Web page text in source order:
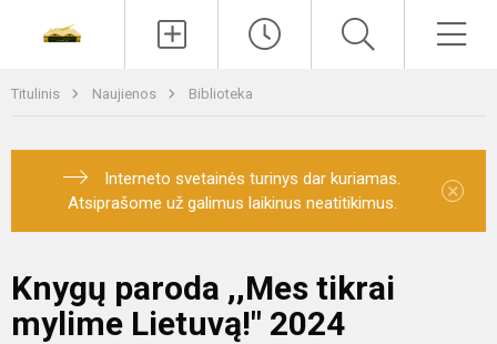
Titulinis Naujienos Biblioteka
Interneto svetainės turinys dar kuriamas.
Atsiprašome už galimus laikinus neatitikimus.
×
Knygų paroda ,,Mes tikrai
mylime Lietuvą!" 2024